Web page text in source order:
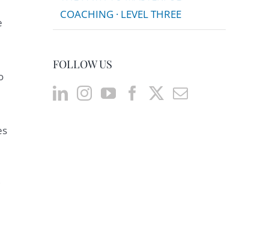
COACHING · LEVEL THREE
FOLLOW US